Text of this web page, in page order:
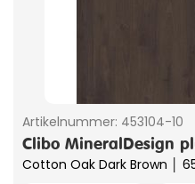
Artikelnummer: 453104-10
Clibo MineralDesign
Cotton Oak Dark Brown │